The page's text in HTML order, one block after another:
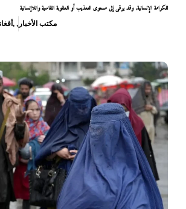
للكرامة الإنسانية، وقد يرقى إلى مستوى التعذيب أو العقوبة القاسية واللاإنسانية
, , مكتب الأخبار